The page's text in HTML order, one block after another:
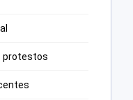
protestos